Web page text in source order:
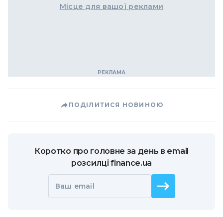
Місце для вашої реклами
ПОДІЛИТИСЯ НОВИНОЮ
Коротко про головне за день в email
розсилці finance.ua
Ваш email